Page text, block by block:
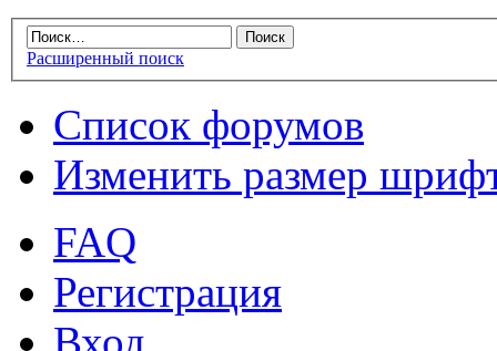
Расширенный поиск
Список форумов
Изменить размер
FAQ
Регистрация